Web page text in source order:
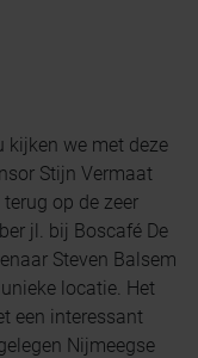
kijken we met deze
Stijn Vermaat
op de zeer
jl. bij Boscafé De
Steven Balsem
locatie. Het
een interessant
Nijmeegse